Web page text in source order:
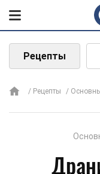
Рецепты
Рецепты